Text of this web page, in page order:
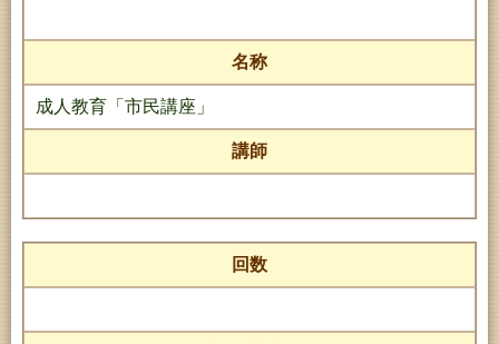
名称
成人教育「市民講座」
講師
回数